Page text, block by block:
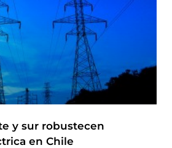
y sur robustecen
en Chile